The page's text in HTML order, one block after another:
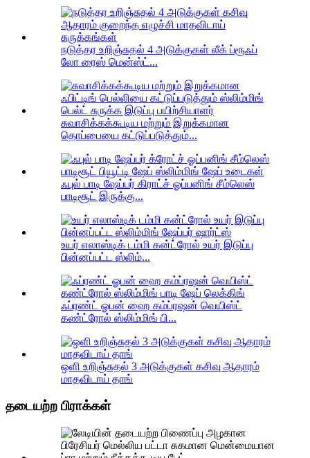
நடுத்தர உறிஞ்சுதல் 4 அடுக்குகள் லீக் ப்ரூஃப்
லோ ரைஸ் மென்ஸ்ட்...
சுவாசிக்கக்கூடிய மற்றும் இறுக்கமான
தொப்பையை கட்டுப்படுத்தும்...
ஃபுல் பாடி ஷேப்பர் கிராட்ச் ஓப்பனிங் சீம்லெஸ்
பாடிசூட் இருக்கு...
உயர் எலாஸ்டிக் டம்மி கன்ட்ரோல் உயர் இடுப்பு
பின்னப்பட்ட ஸ்லிம்...
ஃப்ரண்ட் ஓபன் ஹை கம்ப்ரஷன் வெயிஸ்ட்
கண்ட்ரோல் ஸ்லிம்மிங் பி...
ஒளி உறிஞ்சுதல் 3 அடுக்குகள் கசிவு ஆதாரம்
மாதவிடாய் தாங்
தடையற்ற பிராக்கள்